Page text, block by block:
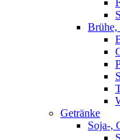
Brühe,
Getränke
Soja-,